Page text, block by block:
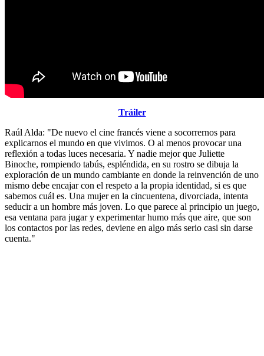
Tráiler
Raúl Alda: "De nuevo el cine francés viene a socorrernos para
explicarnos el mundo en que vivimos. O al menos provocar una
reflexión a todas luces necesaria. Y nadie mejor que Juliette
Binoche, rompiendo tabús, espléndida, en su rostro se dibuja la
exploración de un mundo cambiante en donde la reinvención de uno
mismo debe encajar con el respeto a la propia identidad, si es que
sabemos cuál es. Una mujer en la cincuentena, divorciada, intenta
seducir a un hombre más joven. Lo que parece al principio un juego,
esa ventana para jugar y experimentar humo más que aire, que son
los contactos por las redes, deviene en algo más serio casi sin darse
cuenta."